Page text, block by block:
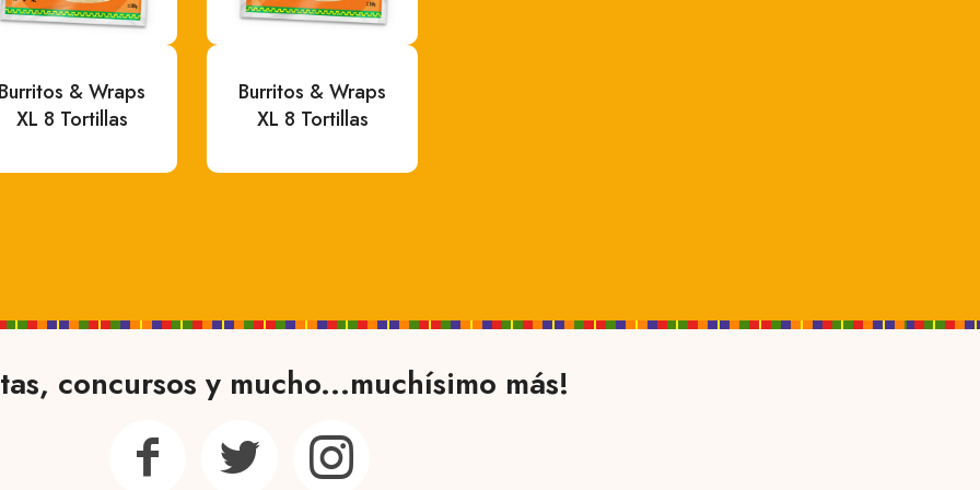
Burritos & Wraps
XL 8 Tortillas
Burritos & Wraps
XL 8 Tortillas
concursos y mucho...muchísimo más!